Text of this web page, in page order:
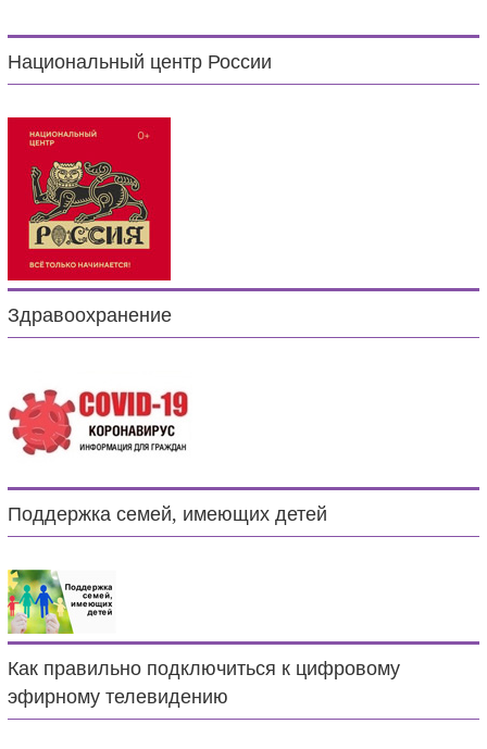
Национальный центр России
Здравоохранение
Поддержка семей, имеющих детей
Как правильно подключиться к цифровому
эфирному телевидению